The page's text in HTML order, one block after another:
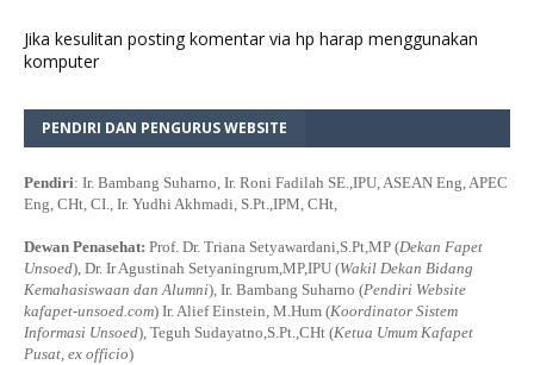
Jika kesulitan posting komentar via hp harap menggunakan
komputer
PENDIRI DAN PENGURUS WEBSITE
Pendiri: Ir. Bambang Suharno, Ir. Roni Fadilah SE.,IPU, ASEAN Eng, APEC
Eng, CHt, CI., Ir. Yudhi Akhmadi, S.Pt.,IPM, CHt,
Dewan Penasehat: Prof. Dr. Triana Setyawardani,S.Pt,MP (Dekan Fapet
Unsoed), Dr. Ir Agustinah Setyaningrum,MP,IPU (Wakil Dekan Bidang
Kemahasiswaan dan Alumni), Ir. Bambang Suharno (Pendiri Website
kafapet-unsoed.com) Ir. Alief Einstein, M.Hum (Koordinator Sistem
Informasi Unsoed), Teguh Sudayatno,S.Pt.,CHt (Ketua Umum Kafapet
Pusat, ex officio)